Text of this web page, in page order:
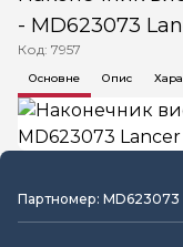
- MD623073
Код: 7957
Основне Опис
Партномер: MD623073